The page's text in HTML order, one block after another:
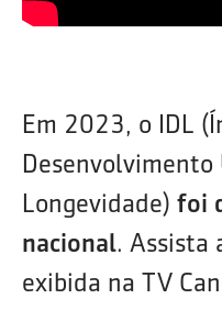
Em 2023, o IDL
Desenvolvimento
Longevidade) foi
nacional. Assista
exibida na TV